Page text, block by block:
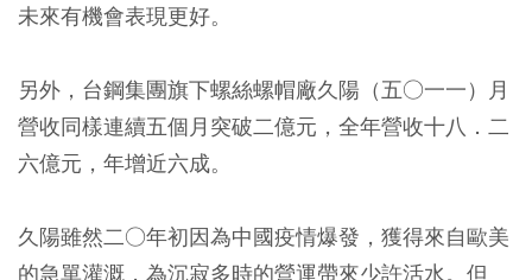
未來有機會表現更好。
另外，台鋼集團旗下螺絲螺帽廠久陽（五○一一）月
營收同樣連續五個月突破二億元，全年營收十八．二
六億元，年增近六成。
久陽雖然二○年初因為中國疫情爆發，獲得來自歐美
的急單灌溉，為沉寂多時的營運帶來少許活水。但